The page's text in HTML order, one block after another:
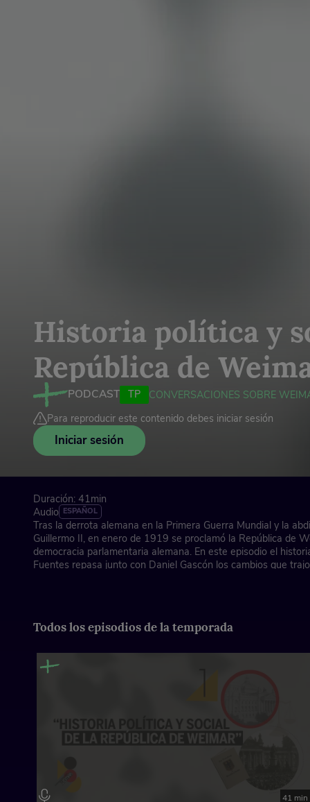
Historia política y
República de
PODCAST TP
CONVERSACIONES SOBRE
Para reproducir este contenido debes iniciar sesión
Iniciar sesión
Duración: 41min
Audio ESPAÑOL
Tras la derrota alemana en la Primera Guerra Mundial y la
Guillermo II, en enero de 1919 se proclamó la República de
democracia parlamentaria alemana. En este episodio el
Fuentes repasa junto con Daniel Gascón los cambios que
Tratado de Versalles y el vigor de los extremismos.
Todos los episodios de la temporada
41 min